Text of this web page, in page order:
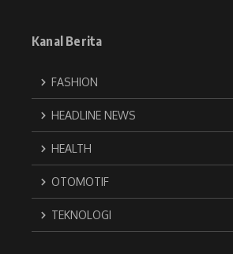
Kanal Berita
FASHION
HEADLINE NEWS
HEALTH
OTOMOTIF
TEKNOLOGI